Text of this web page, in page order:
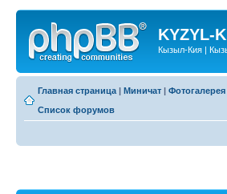
KYZYL-
Кызыл-Кия |
Главная страница | Миничат | Фотогалерея
Список форумов